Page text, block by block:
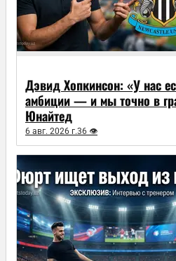
Дэвид Хопкинсон: «У нас
амбиции — и мы точно в
Юнайтед
6 авг. 2026 г.36 👁